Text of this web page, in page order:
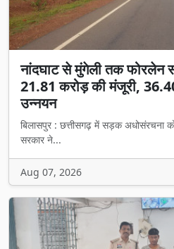
नांदघाट से मुंगेली तक फोरलेन
21.81 करोड़ की मंजूरी,
उन्नयन
बिलासपुर : छत्तीसगढ़ में सड़क अधोसंरचना
सरकार ने...
Aug 07, 2026